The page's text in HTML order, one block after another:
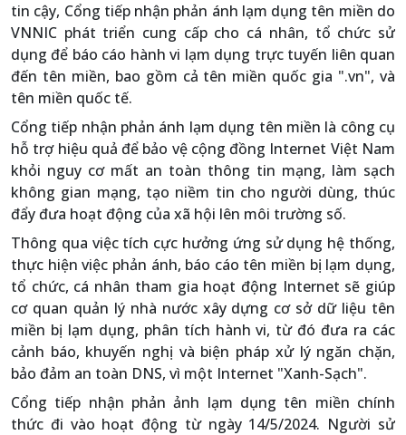
tin cậy, Cổng tiếp nhận phản ánh lạm dụng tên miền do
VNNIC phát triển cung cấp cho cá nhân, tổ chức sử
dụng để báo cáo hành vi lạm dụng trực tuyến liên quan
đến tên miền, bao gồm cả tên miền quốc gia ".vn", và
tên miền quốc tế.
Cổng tiếp nhận phản ánh lạm dụng tên miền là công cụ
hỗ trợ hiệu quả để bảo vệ cộng đồng Internet Việt Nam
khỏi nguy cơ mất an toàn thông tin mạng, làm sạch
không gian mạng, tạo niềm tin cho người dùng, thúc
đẩy đưa hoạt động của xã hội lên môi trường số.
Thông qua việc tích cực hưởng ứng sử dụng hệ thống,
thực hiện việc phản ánh, báo cáo tên miền bị lạm dụng,
tổ chức, cá nhân tham gia hoạt động Internet sẽ giúp
cơ quan quản lý nhà nước xây dựng cơ sở dữ liệu tên
miền bị lạm dụng, phân tích hành vi, từ đó đưa ra các
cảnh báo, khuyến nghị và biện pháp xử lý ngăn chặn,
bảo đảm an toàn DNS, vì một Internet "Xanh-Sạch".
Cổng tiếp nhận phản ảnh lạm dụng tên miền chính
thức đi vào hoạt động từ ngày 14/5/2024. Người sử